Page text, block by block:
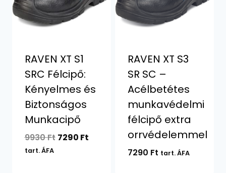
RAVEN XT S1
SRC Félcipő:
Kényelmes és
Biztonságos
Munkacipő
9930Ft Original
7290 FtCurrent
tart. ÁFA
RAVEN XT S3
SR SC –
Acélbetétes
munkavédelmi
félcipő extra
orrvédelemmel
7290 Ft tart. ÁFA